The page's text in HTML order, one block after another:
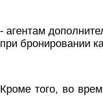
- агентам
при бронировании
Кроме того, во